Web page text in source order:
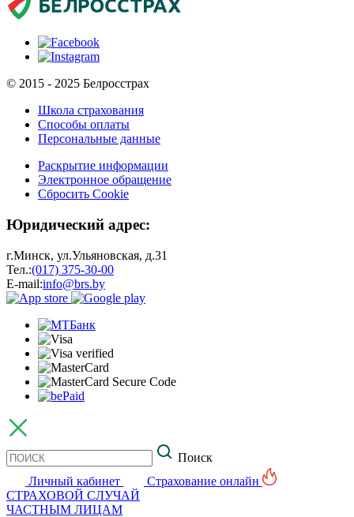
© 2015 - 2025 Белросстрах
Школа страхования
Способы оплаты
Персональные данные
Раскрытие информации
Электронное обращение
Сбросить Cookie
Юридический адрес:
г.Минск, ул.Ульяновская, д.31
Тел.:(017) 375-30-00
E-mail:info@brs.by
Поиск
Личный кабинет
Страхование онлайн
СТРАХОВОЙ СЛУЧАЙ
ЧАСТНЫМ ЛИЦАМ